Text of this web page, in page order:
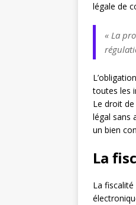
légale de
« La
toutes les
Le droit
légal sans
un bien
La
La